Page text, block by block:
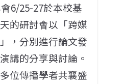
6/25-27於本校基
的研討會以「跨媒
，分別進行論文發
講的分享與討論。
位傳播學者共襄盛